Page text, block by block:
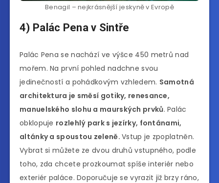
Benagil – nejkrásnější jeskyně v Evropě
4) Palác Pena v Sintře
Palác Pena se nachází ve výšce 450 metrů nad
mořem. Na první pohled nadchne svou
jedinečností a pohádkovým vzhledem. Samotná
architektura je směsí gotiky, renesance,
manuelského slohu a maurských prvků. Palác
obklopuje rozlehlý park s jezírky, fontánami,
altánky a spoustou zeleně.Vstup je zpoplatněn.
Vybrat si můžete ze dvou druhů vstupného, podle
toho, zda chcete prozkoumat spíše interiér nebo
exteriér paláce. Doporučuje se vyrazit již brzy ráno,